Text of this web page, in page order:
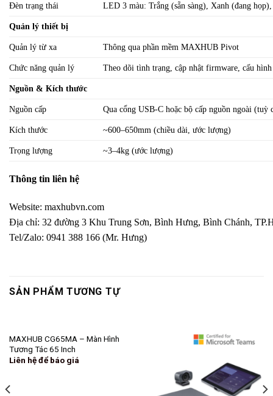
Đèn trạng thái LED 3 màu: Trắng (sẵn sàng), Xanh (đang
Quản lý thiết bị
Quản lý từ xa Thông qua phần mềm MAXHUB Pivot
Chức năng quản lý Theo dõi tình trạng, cập nhật firmware, cấu
Nguồn & Kích thước
Nguồn cấp Qua cổng USB-C hoặc bộ cấp nguồn ngoài (tuỳ
Kích thước ~600–650mm (chiều dài, ước lượng)
Trọng lượng ~3–4kg (ước lượng)
Thông tin liên hệ
Website: maxhubvn.com
Địa chỉ: 32 đường 3 Khu Trung Sơn, Bình Hưng, Bình Chánh,
Tel/Zalo: 0941 388 166 (Mr. Hưng)
SẢN PHẨM TƯƠNG TỰ
MAXHUB CG65MA – Màn Hình
Tương Tác 65 Inch
Liên hệ để báo giá